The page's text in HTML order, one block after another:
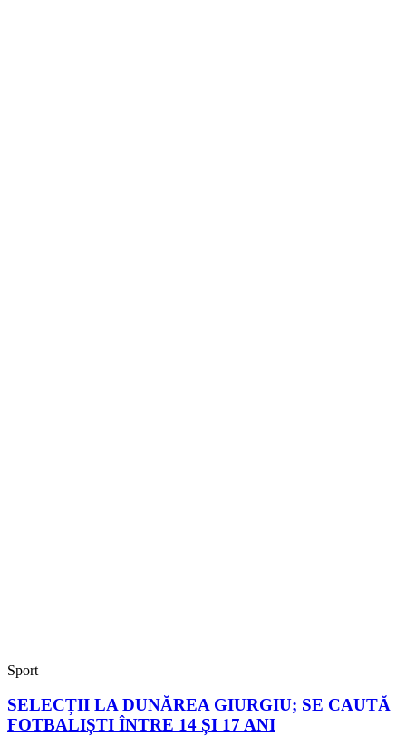
Sport
SELECȚII LA DUNĂREA GIURGIU; SE CAUTĂ
FOTBALIȘTI ÎNTRE 14 ȘI 17 ANI